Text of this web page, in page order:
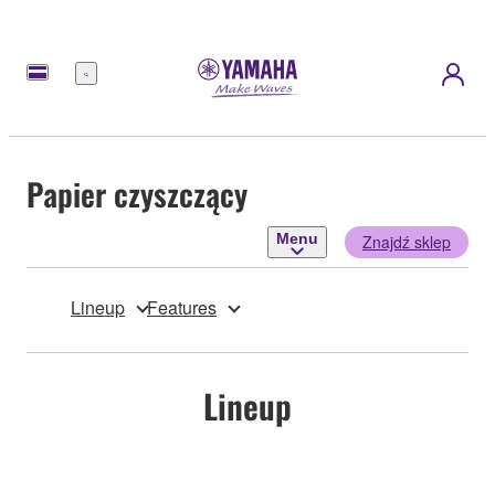
Menu
Papier czyszczący
Menu Znajdź sklep
Lineup Features
Lineup